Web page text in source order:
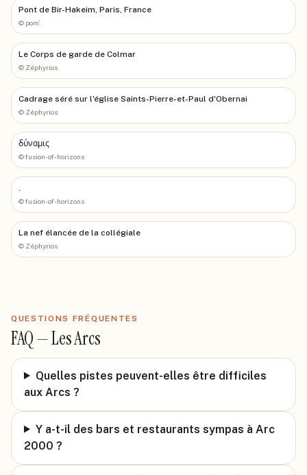
Pont de Bir-Hakeim, Paris, France
© pom'.
Le Corps de garde de Colmar
© Zéphyrios
Cadrage séré sur l'église Saints-Pierre-et-Paul d'Obernai
© Zéphyrios
δύναμις
©fusion-of-horizons
©fusion-of-horizons
La nef élancée de la collégiale
© Zéphyrios
QUESTIONS FRÉQUENTES
FAQ —Les Arcs
Quelles pistes peuvent-elles être difficiles
aux Arcs ?
Y a-t-il des bars et restaurants sympas à Arc
2000 ?